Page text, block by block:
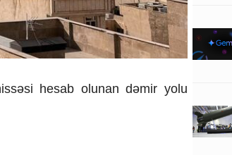
hesab olunan dəmir yolu